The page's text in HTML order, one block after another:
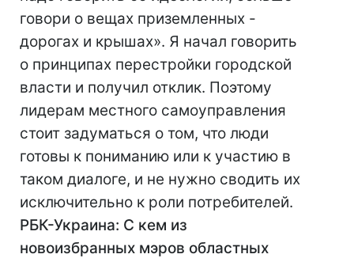
говори о вещах приземленных -
дорогах и крышах». Я начал говорить
о принципах перестройки городской
власти и получил отклик. Поэтому
лидерам местного самоуправления
стоит задуматься о том, что люди
готовы к пониманию или к участию в
таком диалоге, и не нужно сводить их
исключительно к роли потребителей.
РБК-Украина: С кем из
новоизбранных мэров областных